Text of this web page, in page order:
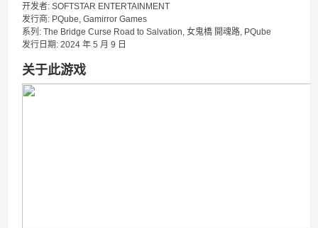
开发者: SOFTSTAR ENTERTAINMENT
发行商: PQube, Gamirror Games
系列: The Bridge Curse Road to Salvation, 女鬼橋 開魂路, PQube
发行日期: 2024 年 5 月 9 日
关于此游戏